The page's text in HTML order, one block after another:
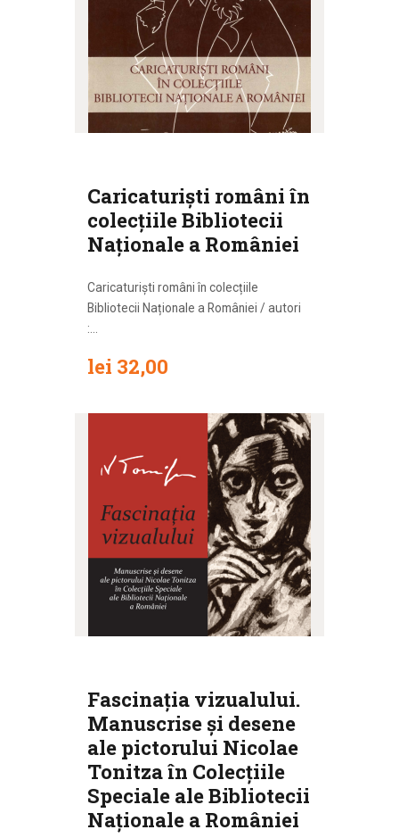
Caricaturişti români în
colecţiile Bibliotecii
Naţionale a României
Caricaturiști români în colecțiile
Bibliotecii Naționale a României / autori
:...
lei 32,00
Fascinația vizualului.
Manuscrise și desene
ale pictorului Nicolae
Tonitza în Colecțiile
Speciale ale Bibliotecii
Naționale a României